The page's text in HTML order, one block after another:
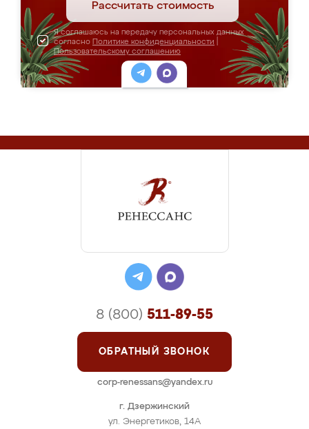
Рассчитать стоимость
Я соглашаюсь на передачу персональных данных
согласно Политике конфиденциальности
Пользовательскому соглашению
г. Дзержинский
ул. Энергетиков, 14А
8 (800) 511-89-55
ОБРАТНЫЙ ЗВОНОК
corp-renessans@yandex.ru